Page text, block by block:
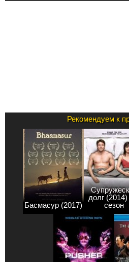
Рекомендуем к
Басмасур (2017)
долг
сезон